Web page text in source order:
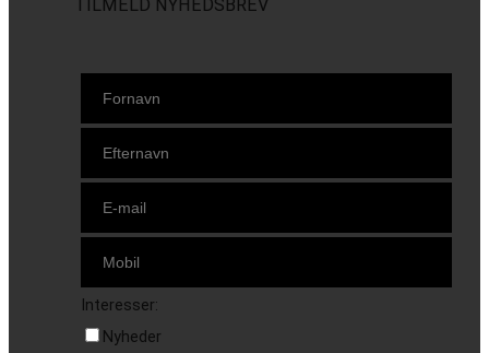
TILMELD NYHEDSBREV
Interesser:
Nyheder